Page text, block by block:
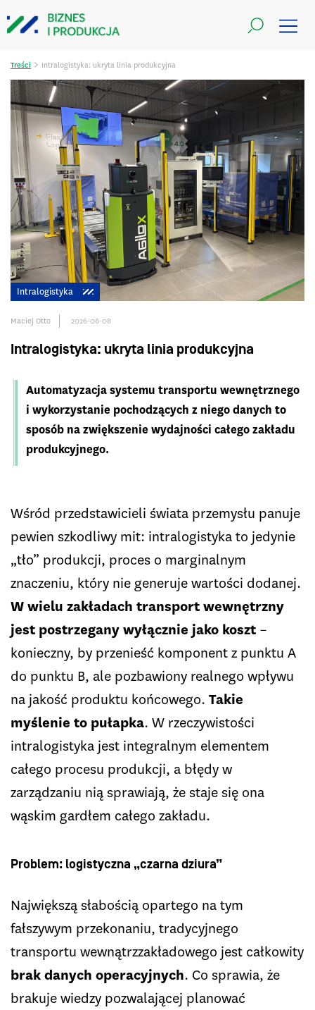
Treści > Intralogistyka: ukryta linia produkcyjna
Intralogistyka
Maciej Otto 2026-06-08
Intralogistyka: ukryta linia produkcyjna
Automatyzacja systemu transportu wewnętrznego
i wykorzystanie pochodzących z niego danych to
sposób na zwiększenie wydajności całego zakładu
produkcyjnego.
Wśród przedstawicieli świata przemysłu panuje
pewien szkodliwy mit: intralogistyka to jedynie
„tło” produkcji, proces o marginalnym
znaczeniu, który nie generuje wartości dodanej.
W wielu zakładach transport wewnętrzny
jest postrzegany wyłącznie jako koszt –
konieczny, by przenieść komponent z punktu A
do punktu B, ale pozbawiony realnego wpływu
na jakość produktu końcowego. Takie
myślenie to pułapka. W rzeczywistości
intralogistyka jest integralnym elementem
całego procesu produkcji, a błędy w
zarządzaniu nią sprawiają, że staje się ona
wąskim gardłem całego zakładu.
Problem: logistyczna „czarna dziura”
Największą słabością opartego na tym
fałszywym przekonaniu, tradycyjnego
transportu wewnątrzzakładowego jest całkowity
brak danych operacyjnych. Co sprawia, że
brakuje wiedzy pozwalającej planować